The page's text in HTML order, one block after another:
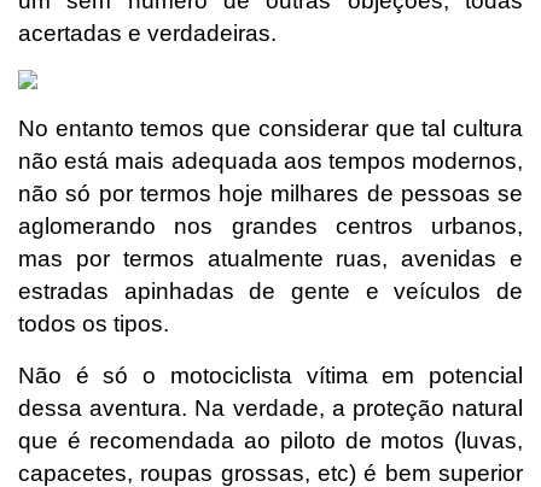
acertadas e verdadeiras.
No entanto temos que considerar que tal cultura
não está mais adequada aos tempos modernos,
não só por termos hoje milhares de pessoas se
aglomerando nos grandes centros urbanos,
mas por termos atualmente ruas, avenidas e
estradas apinhadas de gente e veículos de
todos os tipos.
Não é só o motociclista vítima em potencial
dessa aventura. Na verdade, a proteção natural
que é recomendada ao piloto de motos (luvas,
capacetes, roupas grossas, etc) é bem superior